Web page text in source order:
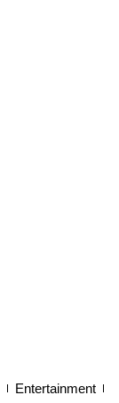
Entertainment